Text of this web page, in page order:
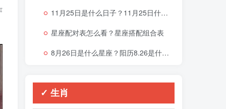
11月25日是什么日子？11月25日什么星座
星座配对表怎么看？星座搭配组合表
8月26日是什么星座？阳历8.26是什么星座
✓ 生肖